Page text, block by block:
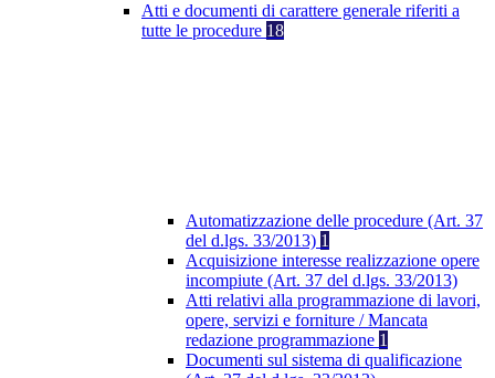
Atti e documenti di carattere generale riferiti a
tutte le procedure 18
Automatizzazione delle procedure (Art. 37
del d.lgs. 33/2013) 1
Acquisizione interesse realizzazione opere
incompiute (Art. 37 del d.lgs. 33/2013)
Atti relativi alla programmazione di lavori,
opere, servizi e forniture / Mancata
redazione programmazione 1
Documenti sul sistema di qualificazione